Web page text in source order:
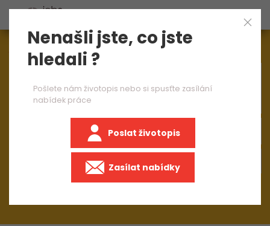
Aktuálně1544nabídek práce
Nenašli jste, co jste
hledali ?
Pošlete nám životopis nebo si spusťte zasílání
nabídek práce
Poslat životopis
Zasílat nabídky